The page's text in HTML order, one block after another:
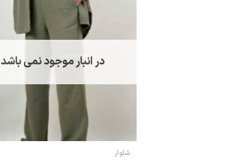
در انبار موجود نمی باشد
شلوار